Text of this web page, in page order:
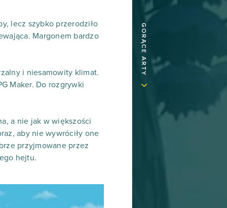
GORĄCE ARTY
lecz szybko przerodziło
Margonem bardzo
i niesamowity klimat.
Maker. Do rozgrywki
a nie jak w większości
aby nie wywróciły one
przyjmowane przez
hejtu.